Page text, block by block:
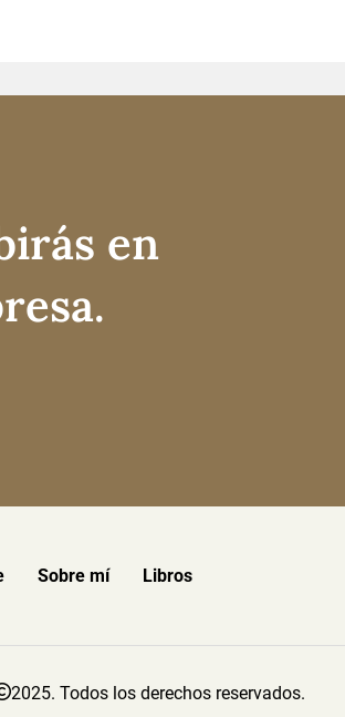
en
Sobre mí Libros
2025. Todos los derechos reservados.